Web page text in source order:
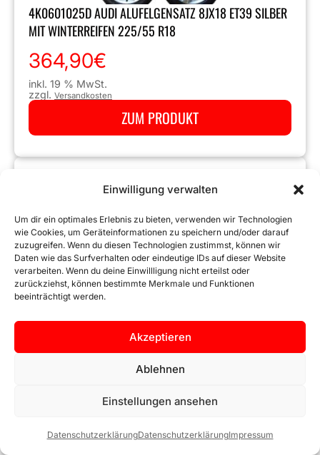
Einwilligung verwalten
Um dir ein optimales Erlebnis zu bieten, verwenden wir Technologien
wie Cookies, um Geräteinformationen zu speichern und/oder darauf
zuzugreifen. Wenn du diesen Technologien zustimmst, können wir
Daten wie das Surfverhalten oder eindeutige IDs auf dieser Website
verarbeiten. Wenn du deine Einwillligung nicht erteilst oder
zurückziehst, können bestimmte Merkmale und Funktionen
beeinträchtigt werden.
Akzeptieren
Ablehnen
Einstellungen ansehen
DatenschutzerklärungDatenschutzerklärungImpressum
4K0601025D AUDI ALUFELGENSATZ 8JX18 ET39 SILBER
MIT WINTERREIFEN 225/55 R18
364,90€
inkl. 19 % MwSt.
zzgl. Versandkosten
ZUM PRODUKT
8W0601025 AUDI ALUFELGENSATZ 7JX16 ZOLL ET35
5×112 UND AUDI RADKAPPEN
349,90€
Versandkosten